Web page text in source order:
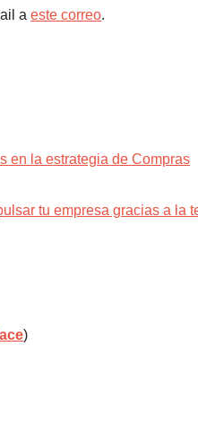
a este correo.
en la estrategia de Compras
tu empresa gracias a la
)